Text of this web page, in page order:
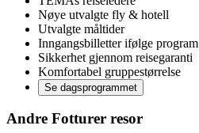
Nøye utvalgte fly & hotell
Utvalgte måltider
Inngangsbilletter ifølge program
Sikkerhet gjennom reisegaranti
Komfortabel gruppestørrelse
Se dagsprogrammet
Andre Fotturer resor